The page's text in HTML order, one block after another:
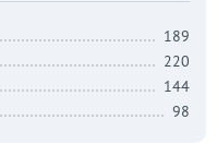
189
220
144
98